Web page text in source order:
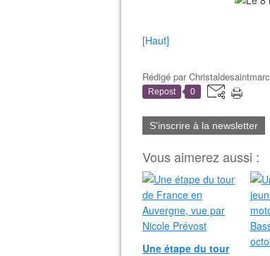
[Haut]
Rédigé parChristaldesaintmarc
Repost 0
S'inscrire à la newsletter
Vous aimerez aussi :
Une étape du tour